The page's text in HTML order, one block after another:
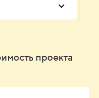
проекта